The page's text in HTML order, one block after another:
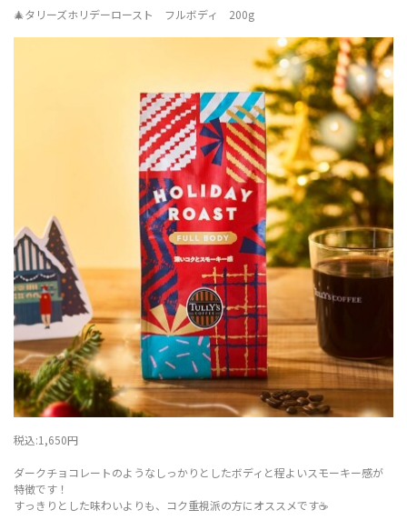
🎄タリーズホリデーロースト フルボディ 200g
税込:1,650円
ダークチョコレートのようなしっかりとしたボディと程よいスモーキー感が
特徴です！
すっきりとした味わいよりも、コク重視派の方にオススメです☕️